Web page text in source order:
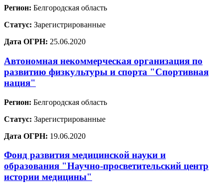
Регион: Белгородская область
Статус: Зарегистрированные
Дата ОГРН: 25.06.2020
Автономная некоммерческая организация по
развитию физкультуры и спорта "Спортивная
нация"
Регион: Белгородская область
Статус: Зарегистрированные
Дата ОГРН: 19.06.2020
Фонд развития медицинской науки и
образования "Научно-просветительский центр
истории медицины"